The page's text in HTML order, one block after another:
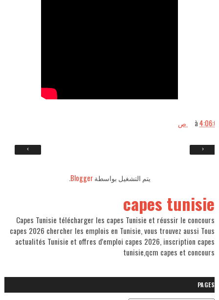
àص
‹
›
يتم التشغيل بواسطةBlogger
.
capes tunisie
Capes Tunisie télécharger les capes Tunisie et réussir le concours
capes 2026 chercher les emplois en Tunisie, vous trouvez aussi Tous
actualités Tunisie et offres d'emploi capes 2026, inscription capes
tunisie,qcm capes et concours
PAGES